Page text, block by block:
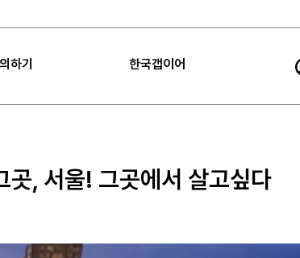
하기 한국갭이어
Search
사항
임팩트
곳, 서울! 그곳에서 살고싶다